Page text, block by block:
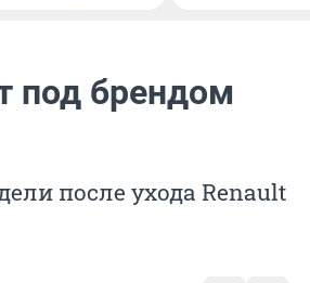
под брендом
после ухода Renault